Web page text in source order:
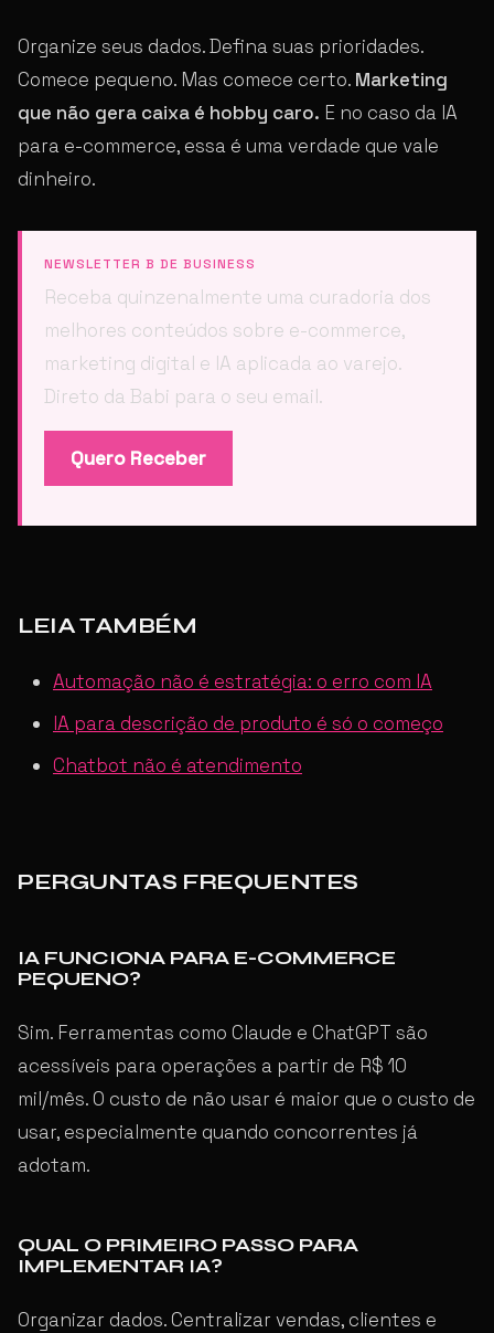
Organize seus dados. Defina suas prioridades.
Comece pequeno. Mas comece certo. Marketing
que não gera caixa é hobby caro. E no caso da IA
para e-commerce, essa é uma verdade que vale
dinheiro.
NEWSLETTER B DE BUSINESS
Receba quinzenalmente uma curadoria dos
melhores conteúdos sobre e-commerce,
marketing digital e IA aplicada ao varejo.
Direto da Babi para o seu email.
Quero Receber
LEIA TAMBÉM
Automação não é estratégia: o erro com IA
IA para descrição de produto é só o começo
Chatbot não é atendimento
PERGUNTAS FREQUENTES
IA FUNCIONA PARA E-COMMERCE
PEQUENO?
Sim. Ferramentas como Claude e ChatGPT são
acessíveis para operações a partir de R$ 10
mil/mês. O custo de não usar é maior que o custo de
usar, especialmente quando concorrentes já
adotam.
QUAL O PRIMEIRO PASSO PARA
IMPLEMENTAR IA?
Organizar dados. Centralizar vendas, clientes e